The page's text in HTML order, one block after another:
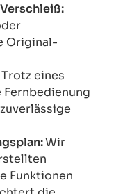
Original-
Trotz eines
Wir
Funktionen